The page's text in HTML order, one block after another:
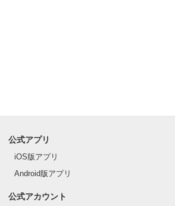
公式アプリ
iOS版アプリ
Android版アプリ
公式アカウント